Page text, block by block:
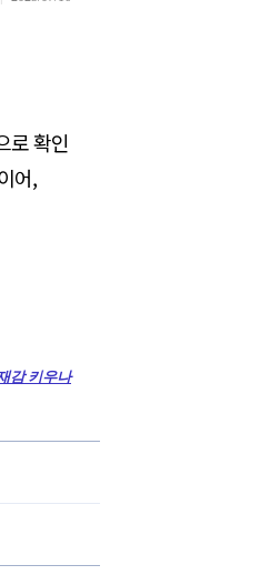
로 확인
어,
감 키우나